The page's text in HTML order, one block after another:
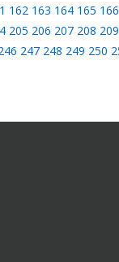
162 163 164 165 166
205 206 207 208 209
247 248 249 250